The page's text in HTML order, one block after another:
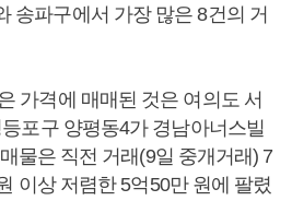
송파구에서 가장 많은 8건의 거
가격에 매매된 것은 여의도 서
포구 양평동4가 경남아너스빌
물은 직전 거래(9일 중개거래) 7
이상 저렴한 5억50만 원에 팔렸